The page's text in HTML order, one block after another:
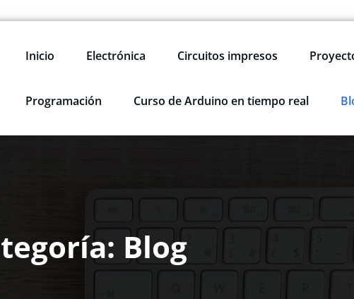
Inicio Electrónica Circuitos impresos
Programación Curso de Arduino en tiempo real
Blog